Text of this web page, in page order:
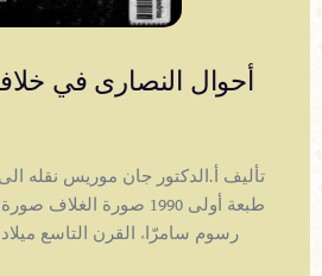
أحوال النصارى في
تأليف أ.الدكتور جان موريس نقله
طبعة أولى 1990 صورة
رسوم سامرّاء القرن التاسع